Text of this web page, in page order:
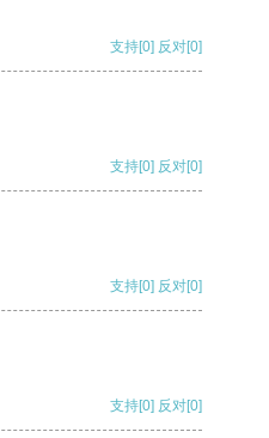
支持[0] 反对[0]
支持[0] 反对[0]
支持[0] 反对[0]
支持[0] 反对[0]